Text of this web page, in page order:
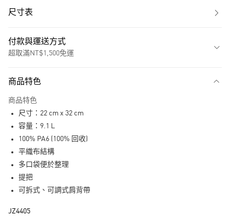
尺寸表
付款與運送方式
超取滿NT$1,500免運
LINE Pay
全家取貨付款
商品特色
商品特色
尺寸：22 cm x 32 cm
容量：9.1 L
100% PA6 (100% 回收)
平織布結構
多口袋便於整理
提把
可拆式、可調式肩背帶
JZ4405